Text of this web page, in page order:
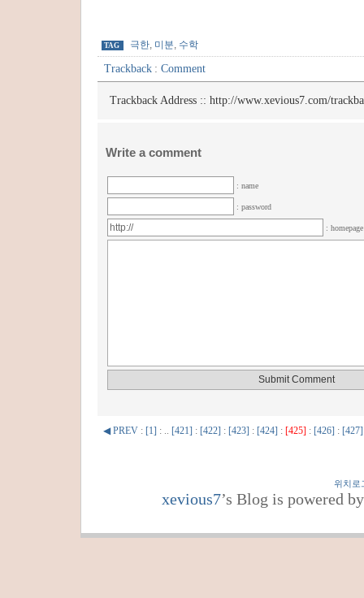
TAG 극한, 미분, 수학
Trackback : Comment
Trackback Address :: http://www.xevious7.com/
Write a comment
: name
: password
:
◀ PREV : [1] : .. [421] : [422] : [423] : [424] : [425] : [426] : [427]
위치로
xevious7’s Blog is powered